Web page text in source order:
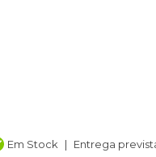
Em Stock Entrega